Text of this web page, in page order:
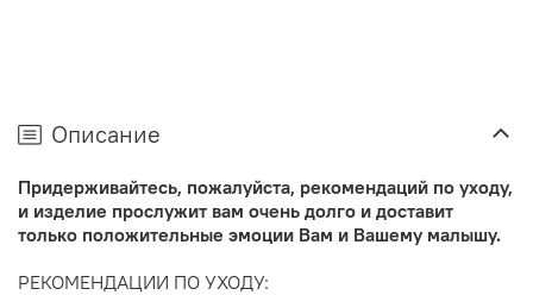
Описание
Придерживайтесь, пожалуйста, рекомендаций по уходу,
и изделие прослужит вам очень долго и доставит
только положительные эмоции Вам и Вашему малышу.
РЕКОМЕНДАЦИИ ПО УХОДУ: